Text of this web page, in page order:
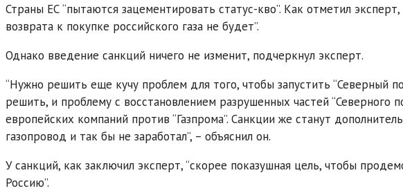
Страны ЕС “пытаются зацементировать статус-кво”. Как отметил эксперт,
возврата к покупке российского газа не будет”.
Однако введение санкций ничего не изменит, подчеркнул эксперт.
“Нужно решить еще кучу проблем для того, чтобы запустить “Северный
решить, и проблему с восстановлением разрушенных частей “Северного
европейских компаний против “Газпрома”. Санкции же станут
газопровод и так бы не заработал”, – объяснил он.
У санкций, как заключил эксперт, “скорее показушная цель, чтобы
Россию”.